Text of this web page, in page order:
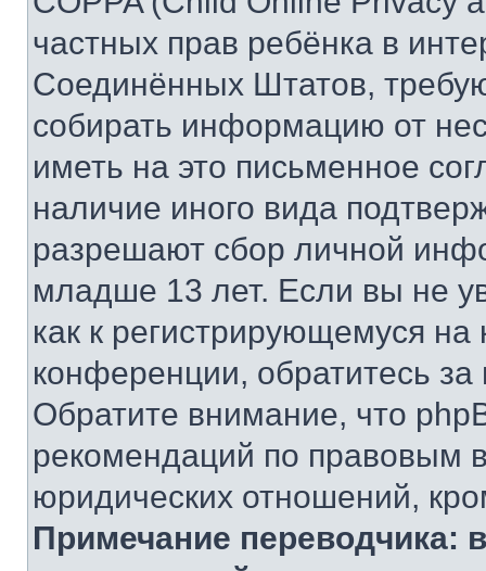
частных прав ребёнка в
Соединённых Штатов,
собирать информацию от
иметь на это письменное
наличие иного вида
разрешают сбор личной
младше 13 лет. Если вы не
как к регистрирующемуся
конференции, обратитесь
Обратите внимание, что
рекомендаций по правовым
юридических отношений,
Примечание переводчика: